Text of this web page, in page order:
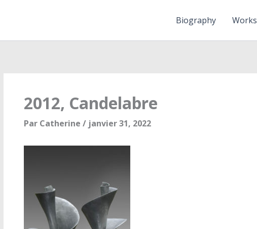
Biography Works
2012, Candelabre
Par Catherine / janvier 31, 2022